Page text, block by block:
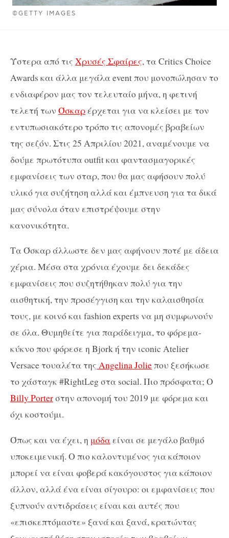
©GETTY IMAGES
Ύστερα από τις Χρυσές Σφαίρες, τα Critics Choice
Awards και άλλα μεγάλα event που μονοπώλησαν το
ενδιαφέρον μας τον τελευταίο μήνα, η φετινή
τελετή των Όσκαρέρχεται για να κλείσει με τον
εντυπωσιακότερο τρόπο τις απονομές βραβείων
της σεζόν. Στις 25 Απριλίου 2021, αναμένουμε να
δούμε πρωτότυπα outfit και φαντασμαγορικές
εμφανίσεις των σταρ, που θα μας αφήσουν πολύ
υλικό για συζήτηση αλλά και έμπνευση για τα δικά
μας σύνολα όταν επιστρέψουμε στην
κανονικότητα.
Τα Όσκαρ άλλωστε δεν μας αφήνουν ποτέ με άδεια
χέρια. Μέσα στα χρόνια έχουμε δει δεκάδες
εμφανίσεις που συζητήθηκαν πολύ για την
αισθητική, την προσέγγιση και την καλαισθησία
τους, με κοινό και fashion experts να μη συμφωνούν
σε όλα. Θυμηθείτε για παράδειγμα, το φόρεμα-
κύκνο που φόρεσε η Bjork ή την ιconic Atelier
Versace τουαλέτα της Angelina Jolieπου ξεσήκωσε
το χάσταγκ #RightLeg στα social. Πιο πρόσφατα; Ο
Billy Porterστην απονομή του 2019 με φόρεμα και
όχι κοστούμι.
Όπως και να έχει, η μόδαείναι σε μεγάλο βαθμό
υποκειμενική. Ο πιο καλοντυμένος για κάποιον
μπορεί να είναι φοβερά κακόγουστος για κάποιον
άλλον, αλλά ένα είναι σίγουρο: οι εμφανίσεις που
ξυπνούν αντιδράσεις είναι και αυτές που
«επισκεπτόμαστε» ξανά και ξανά, κρατώντας